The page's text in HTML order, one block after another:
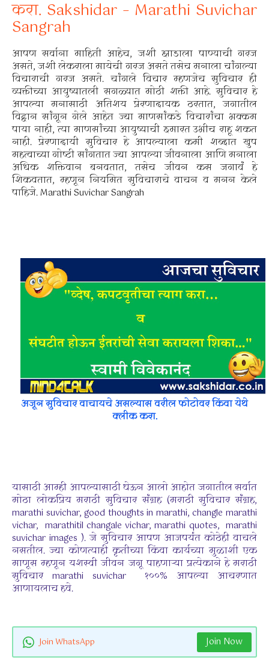
करा. Sakshidar – Marathi Suvichar
Sangrah
आपण सर्वाना माहिती आहेच, जशी झाडाला पाण्याची गरज
असते, जशी लेकराला मायेची गरज असते तसेच मनाला चांगल्या
विचाराची गरज असते. चांगले विचार म्हणजेच सुविचार ही
व्यक्तीच्या आयुष्यातली सगळ्यात मोठी शक्ती आहे. सुविचार हे
आपल्या मनासाठी अतिशय प्रेरणादायक ठरतात, जगातील
विद्वान सांगून गेले आहेत ज्या माणसांकडे विचारांचा भक्कम
पाया नाही, त्या माणसांच्या आयुष्याची इमारत उभीच राहू शकत
नाही. प्रेरणादायी सुविचार हे आपल्याला कमी शब्दात खुप
महत्वाच्या गोष्टी सांगतात ज्या आपल्या जीवनाला आणि मनाला
अधिक शक्तिवान बनवतात, तसेच जीवन कस जगावं हे
शिकवतात, म्हणून नियमित सुविचाराचे वाचन व मनन केले
पाहिजे. Marathi Suvichar Sangrah
अजून सुविचार वाचायचे असल्यास वरील फोटोवर किंवा येथे
क्लीक करा.
यासाठी आम्ही आपल्यासाठी घेऊन आलो आहोत जगातील सर्वात
मोठा लोकप्रिय मराठी सुविचार संग्रह (मराठी सुविचार संग्रह,
marathi suvichar, good thoughts in marathi, changle marathi
vichar, marathitil changale vichar, marathi quotes, marathi
suvichar images ). जे सुविचार आपण आजपर्यंत कोठेही वाचले
नसतील. ज्या कोणत्याही कृतीच्या किंवा कार्यच्या मुळाशी एक
माणूस म्हणून यशस्वी जीवन जगू पाहणाऱ्या प्रत्येकाने हे मराठी
सुविचार marathi suvichar १००% आपल्या आचरणात
आणायलाच हवे.
Join WhatsApp Join Now